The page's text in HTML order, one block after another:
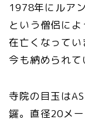
1978年にルア
という僧侶に
在亡くなって
今も納められて
寺院の目玉は
鑼。直径20メ